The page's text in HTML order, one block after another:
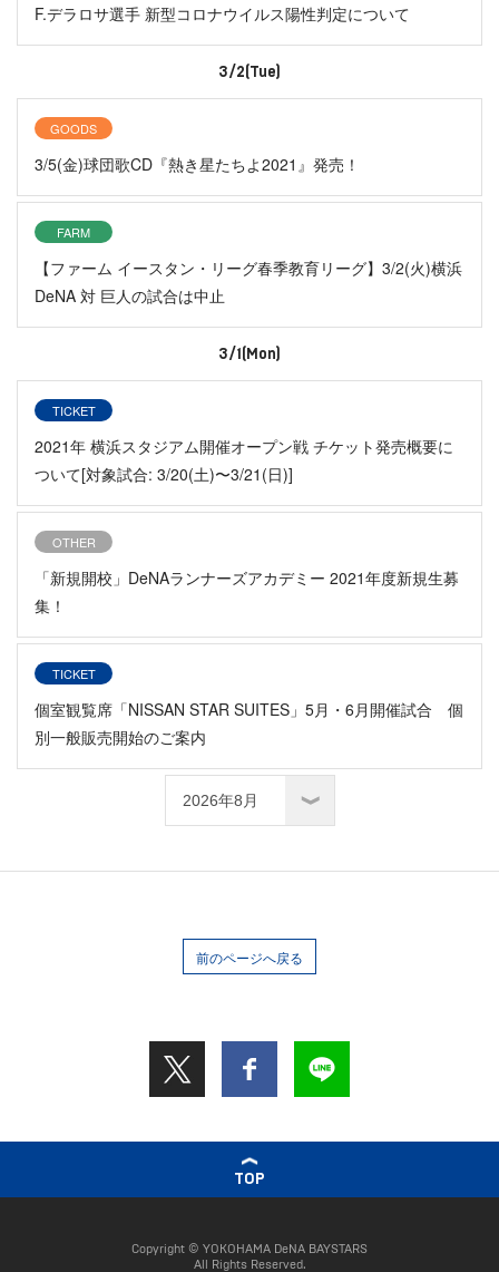
F.デラロサ選手 新型コロナウイルス陽性判定について
3/2(Tue)
GOODS
3/5(金)球団歌CD『熱き星たちよ2021』発売！
FARM
【ファーム イースタン・リーグ春季教育リーグ】3/2(火)横浜
DeNA 対 巨人の試合は中止
3/1(Mon)
TICKET
2021年 横浜スタジアム開催オープン戦 チケット発売概要に
ついて[対象試合: 3/20(土)〜3/21(日)]
OTHER
「新規開校」DeNAランナーズアカデミー 2021年度新規生募
集！
TICKET
個室観覧席「NISSAN STAR SUITES」5月・6月開催試合 個
別一般販売開始のご案内
前のページへ戻る
TOP
Copyright © YOKOHAMA DeNA BAYSTARS
All Rights Reserved.